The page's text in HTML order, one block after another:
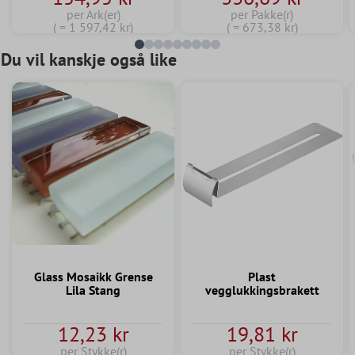
per Ark(er)
( = 1 597,42 kr)
per Pakke(r)
( = 673,38 kr)
Du vil kanskje også like
Glass Mosaikk Grense
Lila Stang
12,23 kr
per Stykke(r)
Plast
vegglukkingsbrakett
19,81 kr
per Stykke(r)